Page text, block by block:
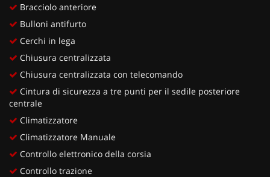
Bracciolo anteriore
Bulloni antifurto
Cerchi in lega
Chiusura centralizzata
Chiusura centralizzata con telecomando
Cintura di sicurezza a tre punti per il sedile posteriore
centrale
Climatizzatore
Climatizzatore Manuale
Controllo elettronico della corsia
Controllo trazione